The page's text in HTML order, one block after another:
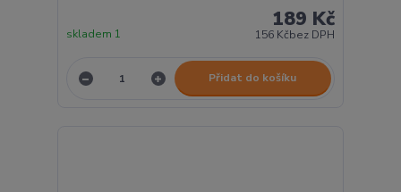
189 Kč
156 Kčbez DPH
skladem 1
Přidat do košíku